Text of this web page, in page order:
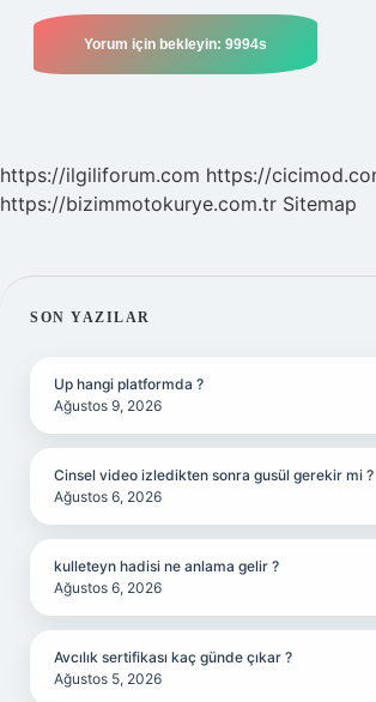
https://ilgiliforum.com https://
https://bizimmotokurye.com.tr Sitemap
SIDEBAR
SON YAZILAR
Up hangi platformda ?
Ağustos 9, 2026
Cinsel video izledikten sonra gusül gerekir mi ?
Ağustos 6, 2026
kulleteyn hadisi ne anlama gelir ?
Ağustos 6, 2026
Avcılık sertifikası kaç günde çıkar ?
Ağustos 5, 2026